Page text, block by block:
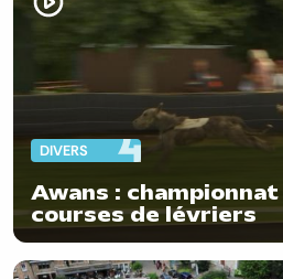
DIVERS
Awans :
courses de lévriers